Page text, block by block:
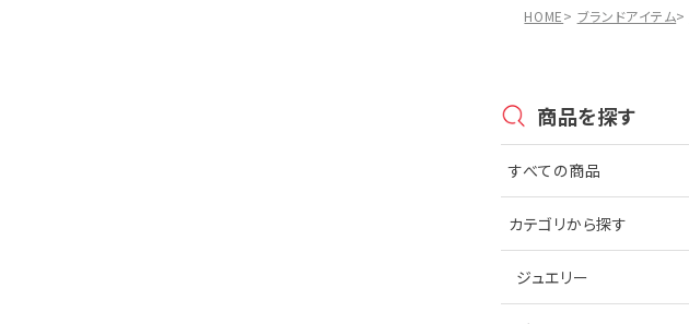
HOME
ブランドアイテム
商品を探す
すべての商品
カテゴリから探す
ジュエリー